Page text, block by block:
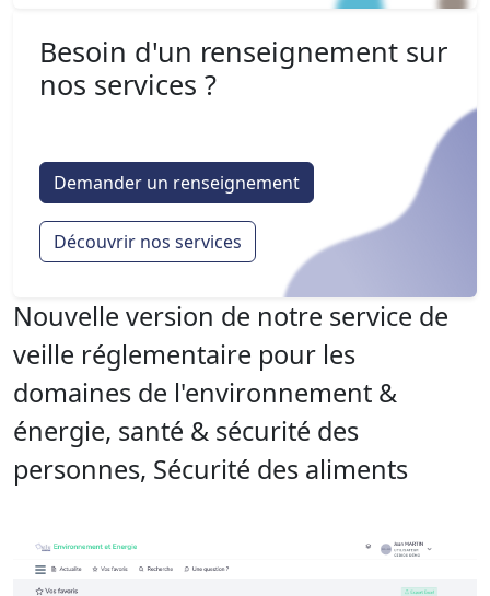
Besoin d'un renseignement sur
nos services ?
Demander un renseignement
Découvrir nos services
Nouvelle version de notre service de
veille réglementaire pour les
domaines de l'environnement &
énergie, santé & sécurité des
personnes, Sécurité des aliments